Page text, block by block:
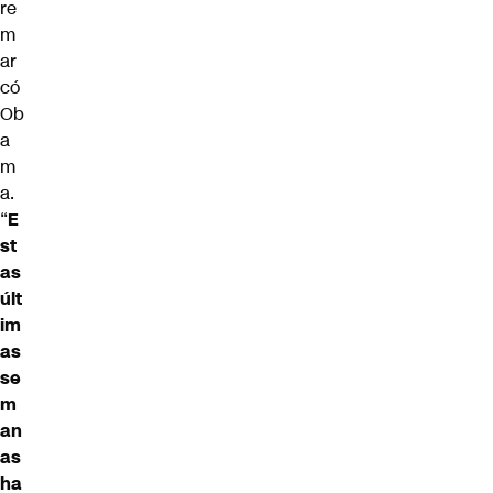
re
m
ar
có
Ob
a
m
a.
“E
st
as
últ
im
as
se
m
an
as
ha